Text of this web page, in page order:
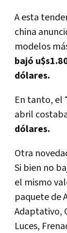
A esta
china
modelos
bajó
dólares.
En tanto, el
abril
dólares.
Otra
Si bien no
el mismo
paquete de
Adaptativo,
Luces,